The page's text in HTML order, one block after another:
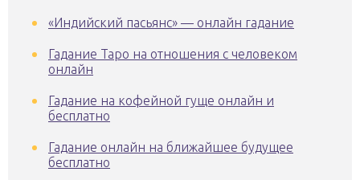
«Индийский пасьянс» — онлайн гадание
Гадание Таро на отношения с человеком
онлайн
Гадание на кофейной гуще онлайн и
бесплатно
Гадание онлайн на ближайшее будущее
бесплатно